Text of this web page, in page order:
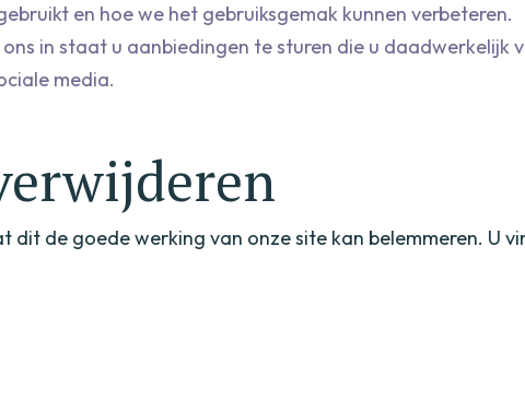
en hoe we het gebruiksgemak kunnen verbeteren.
in staat u aanbiedingen te sturen die u daadwerkelijk
media.
de goede werking van onze site kan belemmeren. U